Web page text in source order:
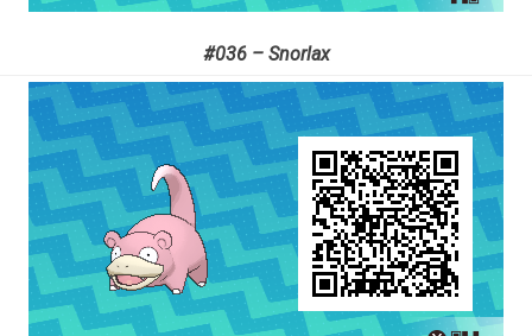
#036 – Snorlax